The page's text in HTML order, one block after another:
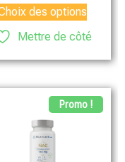
des options
Mettre de côté
Promo !